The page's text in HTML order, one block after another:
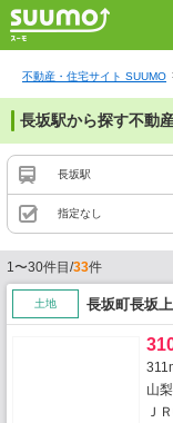
不動産・住宅サイト SUUMO
長坂駅から探す不動
長坂駅
指定なし
1〜30件目/33件
土地 長坂町長坂
山
Ｊ